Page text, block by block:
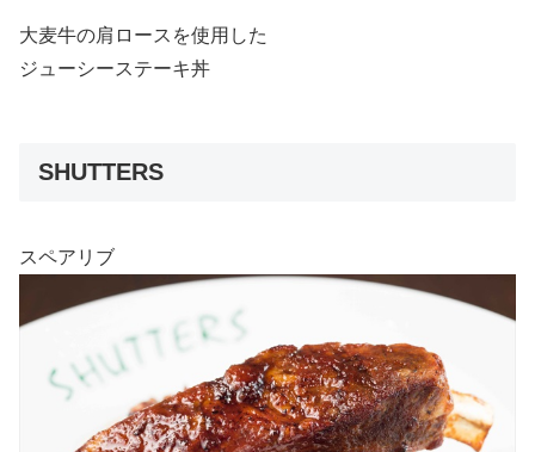
大麦牛の肩ロースを使用した
ジューシーステーキ丼
SHUTTERS
スペアリブ